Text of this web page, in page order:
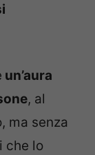
un’aura
, al
ma senza
che lo